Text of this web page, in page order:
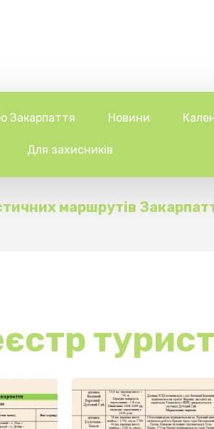
Закарпаття Новини
Для захисників
маршрутів